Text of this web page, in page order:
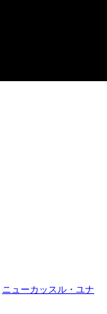
ニューカッスル・ユナ